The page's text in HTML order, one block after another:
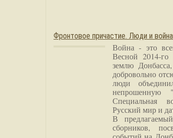
Фронтовое причастие. Люди и
Война - это
Весной 2014-
землю
добровольно
люди
непрошенную
Специальная
Русский мир и
В
сборников,